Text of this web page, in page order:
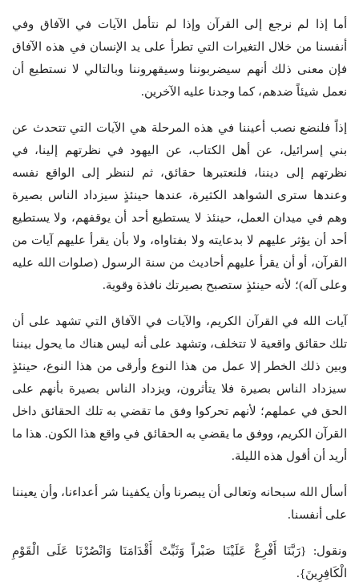
أما إذا لم نرجع إلى القرآن وإذا لم نتأمل الآيات في الآفاق وفي
أنفسنا من خلال التغيرات التي تطرأ على يد الإنسان في هذه الآفاق
فإن معنى ذلك أنهم سيضربوننا وسيقهروننا وبالتالي لا نستطيع أن
نعمل شيئاً ضدهم، كما وجدنا عليه الآخرين.
إذاً فلنضع نصب أعيننا في هذه المرحلة هي الآيات التي تتحدث عن
بني إسرائيل، عن أهل الكتاب، عن اليهود في نظرتهم إلينا، في
نظرتهم إلى ديننا، فلنعتبرها حقائق، ثم لننظر إلى الواقع نفسه
وعندها سترى الشواهد الكثيرة، عندها حينئذٍ سيزداد الناس بصيرة
وهم في ميدان العمل، حينئذ لا يستطيع أحد أن يوقفهم، ولا يستطيع
أحد أن يؤثر عليهم لا بدعايته ولا بفتاواه، ولا بأن يقرأ عليهم آيات من
القرآن، أو أن يقرأ عليهم أحاديث من سنة الرسول (صلوات الله عليه
وعلى آله)؛ لأنه حينئذٍ ستصبح بصيرتك نافذة وقوية.
آيات الله في القرآن الكريم، والآيات في الآفاق التي تشهد على أن
تلك حقائق واقعية لا تتخلف، وتشهد على أنه ليس هناك ما يحول بيننا
وبين ذلك الخطر إلا عمل من هذا النوع وأرقى من هذا النوع، حينئذٍ
سيزداد الناس بصيرة فلا يتأثرون، ويزداد الناس بصيرة بأنهم على
الحق في عملهم؛ لأنهم تحركوا وفق ما تقضي به تلك الحقائق داخل
القرآن الكريم، ووفق ما يقضي به الحقائق في واقع هذا الكون. هذا ما
أريد أن أقول هذه الليلة.
أسأل الله سبحانه وتعالى أن يبصرنا وأن يكفينا شر أعداءنا، وأن يعيننا
على أنفسنا.
ونقول: {رَبَّنَا أَفْرِغْ عَلَيْنَا صَبْراً وَثَبِّتْ أَقْدَامَنَا وَانْصُرْنَا عَلَى الْقَوْمِ
الْكَافِرِينَ}.